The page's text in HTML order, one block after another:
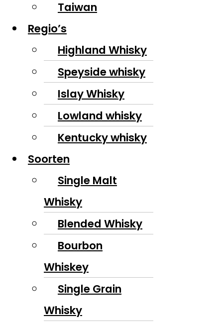
Taiwan
Regio’s
Highland Whisky
Speyside whisky
Islay Whisky
Lowland whisky
Kentucky whisky
Soorten
Single Malt
Whisky
Blended Whisky
Bourbon
Whiskey
Single Grain
Whisky